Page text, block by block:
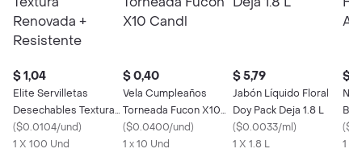
$ 1,04
Elite Servilletas
Desechables Textura
Renovada +
Resistente
($0.0104/und)
1 X 100 Und
$ 0,40
Vela Cumpleaños
Torneada Fucon X10
Candl
($0.0400/und)
1 x 10 Und
$ 5,79
Jabón Líquido Floral
Doy Pack Deja 1.8 L
($0.0033/ml)
1 X 1.8 L
$
(
1 x